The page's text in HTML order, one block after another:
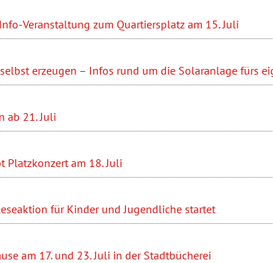
Veranstaltung zum Quartiersplatz am 15. Juli
erzeugen – Infos rund um die Solaranlage fürs
ab 21. Juli
Platzkonzert am 18. Juli
für Kinder und Jugendliche startet
am 17. und 23. Juli in der Stadtbücherei